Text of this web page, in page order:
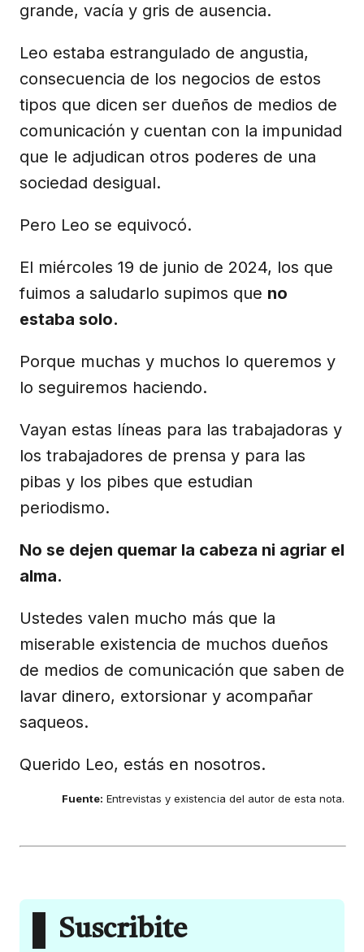
grande, vacía y gris de ausencia.
Leo estaba estrangulado de angustia,
consecuencia de los negocios de estos
tipos que dicen ser dueños de medios de
comunicación y cuentan con la impunidad
que le adjudican otros poderes de una
sociedad desigual.
Pero Leo se equivocó.
El miércoles 19 de junio de 2024, los que
fuimos a saludarlo supimos que no
estaba solo.
Porque muchas y muchos lo queremos y
lo seguiremos haciendo.
Vayan estas líneas para las trabajadoras y
los trabajadores de prensa y para las
pibas y los pibes que estudian
periodismo.
No se dejen quemar la cabeza ni agriar el
alma.
Ustedes valen mucho más que la
miserable existencia de muchos dueños
de medios de comunicación que saben de
lavar dinero, extorsionar y acompañar
saqueos.
Querido Leo, estás en nosotros.
Fuente: Entrevistas y existencia del autor de esta nota.
Suscribite